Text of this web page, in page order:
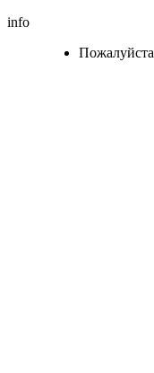
info
Пожалуйста